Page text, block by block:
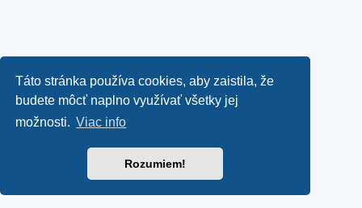
Táto stránka používa cookies, aby zaistila, že
budete môcť naplno využívať všetky jej
možnosti. Viac info
Rozumiem!